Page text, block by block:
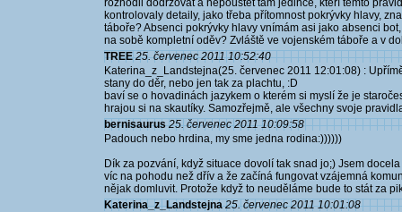
rozhodli dodržovat a nepouštět tam jedince, kteří těmto
kontrolovaly detaily, jako třeba přítomnost pokrývky hlavy,
táboře? Absenci pokrývky hlavy vnímám asi jako absenci
na sobě kompletní oděv? Zvláště ve vojenském táboře a v
TREE 25. červenec 2011 10:52:40
Katerina_z_Landstejna(25. červenec 2011 12:01:08) :
stany do děr, nebo jen tak za plachtu, :D
baví se o hovadinách jazykem o kterém si myslí že je
hrajou si na skautíky. Samozřejmě, ale všechny svoje
bernisaurus 25. červenec 2011 10:09:58
Padouch nebo hrdina, my sme jedna rodina:))))))
Dík za pozvání, když situace dovolí tak snad jo;) Jsem
víc na pohodu než dřív a že začíná fungovat vzájemná
nějak domluvit. Protože když to neuděláme bude to stát za
Katerina_z_Landstejna 25. červenec 2011 10:01:08